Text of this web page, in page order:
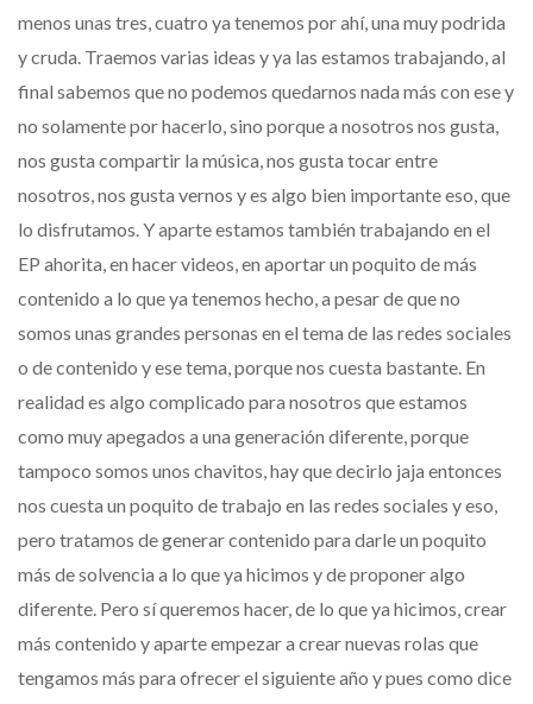
menos unas tres, cuatro ya tenemos por ahí, una muy podrida
y cruda. Traemos varias ideas y ya las estamos trabajando, al
final sabemos que no podemos quedarnos nada más con ese y
no solamente por hacerlo, sino porque a nosotros nos gusta,
nos gusta compartir la música, nos gusta tocar entre
nosotros, nos gusta vernos y es algo bien importante eso, que
lo disfrutamos. Y aparte estamos también trabajando en el
EP ahorita, en hacer videos, en aportar un poquito de más
contenido a lo que ya tenemos hecho, a pesar de que no
somos unas grandes personas en el tema de las redes sociales
o de contenido y ese tema, porque nos cuesta bastante. En
realidad es algo complicado para nosotros que estamos
como muy apegados a una generación diferente, porque
tampoco somos unos chavitos, hay que decirlo jaja entonces
nos cuesta un poquito de trabajo en las redes sociales y eso,
pero tratamos de generar contenido para darle un poquito
más de solvencia a lo que ya hicimos y de proponer algo
diferente. Pero sí queremos hacer, de lo que ya hicimos, crear
más contenido y aparte empezar a crear nuevas rolas que
tengamos más para ofrecer el siguiente año y pues como dice